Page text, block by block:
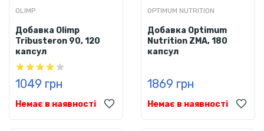
OLIMP
Добавка Olimp
Tribusteron 90, 120
капсул
1049 грн
Немає в наявності
OPTIMUM NUTRITION
Добавка Optimum
Nutrition ZMA, 180
капсул
1869 грн
Немає в наявності